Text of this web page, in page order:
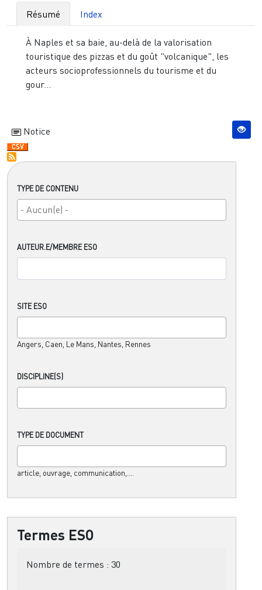
TYPE DE CONTENU
AUTEUR.E/MEMBRE ESO
SITE ESO
Angers, Caen, Le Mans, Nantes, Rennes
DISCIPLINE(S)
TYPE DE DOCUMENT
article, ouvrage, communication,....
Termes ESO
Nombre de termes : 30
Résumé Index
À Naples et sa baie, au-delà de la valorisation
touristique des pizzas et du goût "volcanique", les
acteurs socioprofessionnels du tourisme et du
gour...
Notice